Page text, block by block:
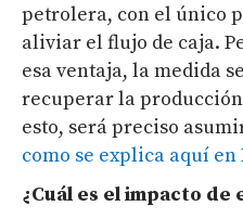
petrolera, con el único
aliviar el flujo de caja.
esa ventaja, la medida
recuperar la
esto, será preciso
como se explica aquí
¿Cuál es el impacto de